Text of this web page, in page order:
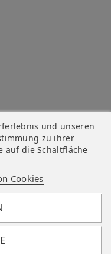
und unseren
zu ihrer
auf die Schaltfläche
Cookies